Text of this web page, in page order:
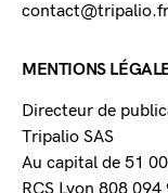
contact@tripalio.fr
MENTIONS
Directeur de
Tripalio SAS
Au capital de 51